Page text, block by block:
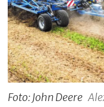
Foto: John Deere